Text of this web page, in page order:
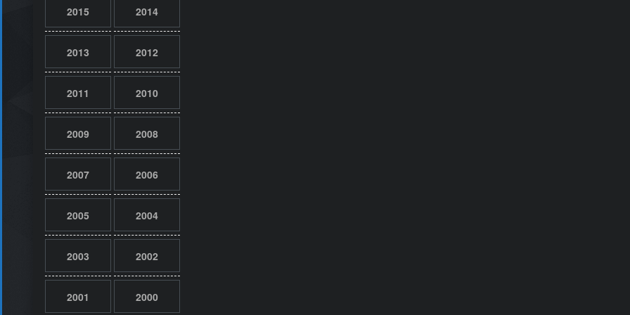
2015 2014
2013 2012
2011 2010
2009 2008
2007 2006
2005 2004
2003 2002
2001 2000